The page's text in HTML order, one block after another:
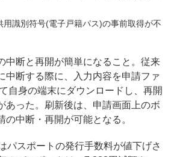
用識別符号(電子戸籍パス)の事前取得が不
中断と再開が簡単になること。従来
中断する際に、入力内容を申請ファ
自身の端末にダウンロードし、再開
あった。刷新後は、申請画面上のボ
の中断・再開が可能となる。
パスポートの発行手数料が値下げさ